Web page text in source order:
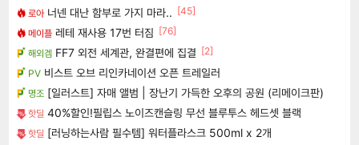
로아 너넨 대난 함부로 가지 마라.. [45]
메이플 레테 재사용 17번 터짐 [76]
해외겜 FF7 외전 세계관, 완결편에 집결 [2]
PV 비스트 오브 리인카네이션 오픈 트레일러
명조 [일러스트] 자매 앨범 | 장난기 가득한 오후의 공원 (리메이크판)
핫딜 40%할인!필립스 노이즈캔슬링 무선 블루투스 헤드셋 블랙
핫딜 [러닝하는사람 필수템] 워터플라스크 500ml x 2개